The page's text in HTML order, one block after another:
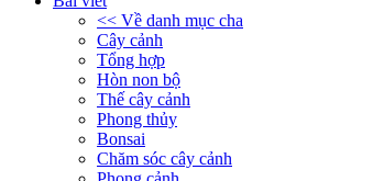
<< Về danh mục cha
Cây cảnh
Tổng hợp
Hòn non bộ
Thế cây cảnh
Phong thủy
Bonsai
Chăm sóc cây cảnh